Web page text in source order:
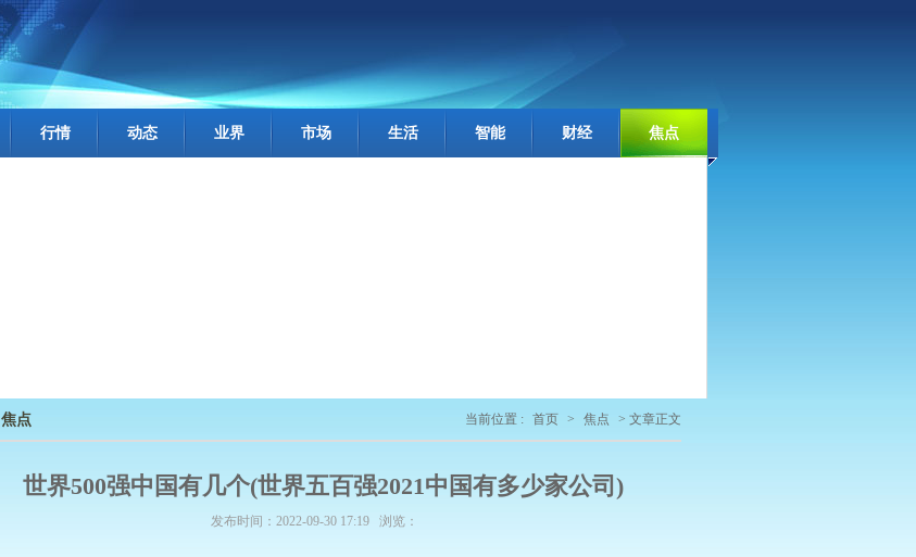
行情 动态 业界 市场 生活 智能 财经 焦点
当前位置 : 首页 > 焦点 > 文章正文
焦点
世界500强中国有几个(世界五百强2021中国有多少家公司)
发布时间：2022-09-30 17:19 浏览：